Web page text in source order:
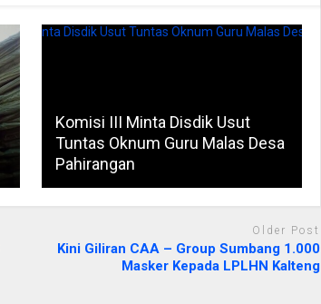
Komisi III Minta Disdik Usut
Tuntas Oknum Guru Malas Desa
Pahirangan
Older Post
Kini Giliran CAA – Group Sumbang 1.000
Masker Kepada LPLHN Kalteng